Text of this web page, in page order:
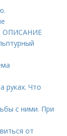
ОПИСАНИЕ
руках. Что
с ними. При
от